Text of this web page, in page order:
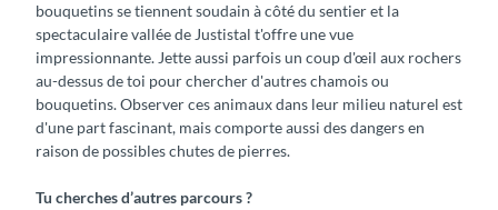
bouquetins se tiennent soudain à côté du sentier et la
spectaculaire vallée de Justistal t'offre une vue
impressionnante. Jette aussi parfois un coup d'œil aux rochers
au-dessus de toi pour chercher d'autres chamois ou
bouquetins. Observer ces animaux dans leur milieu naturel est
d'une part fascinant, mais comporte aussi des dangers en
raison de possibles chutes de pierres.
Tu cherches d’autres parcours ?